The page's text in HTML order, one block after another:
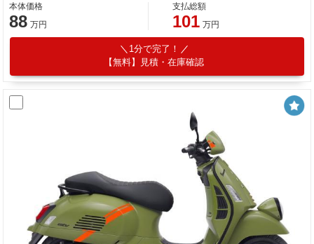
本体価格
88 万円
支払総額
101 万円
1分で完了！
【無料】見積・在庫確認